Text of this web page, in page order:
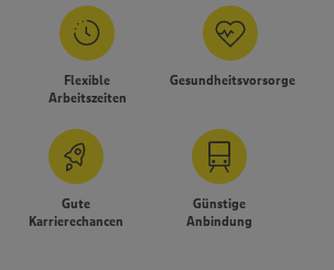
Flexible
Arbeitszeiten
Gesundheitsvorsorge
Gute
Karrierechancen
Günstige
Anbindung